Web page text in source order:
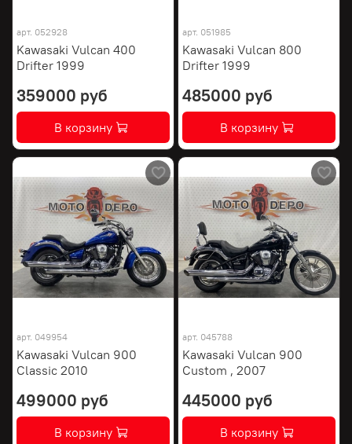
арт. 052928
Kawasaki Vulcan 400
Drifter 1999
359000 руб
В корзину
арт. 051985
Kawasaki Vulcan 800
Drifter 1999
485000 руб
В корзину
арт. 049954
Kawasaki Vulcan 900
Classic 2010
499000 руб
В корзину
арт. 045788
Kawasaki Vulcan 900
Custom , 2007
445000 руб
В корзину